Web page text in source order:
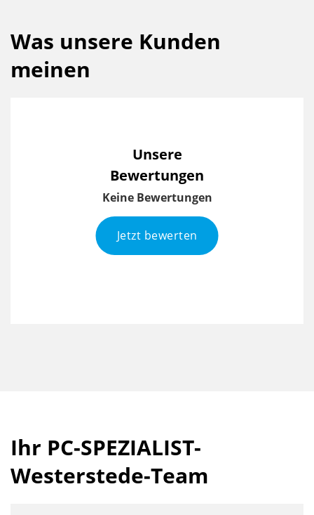
Was unsere Kunden
meinen
Unsere
Bewertungen
Keine Bewertungen
Jetzt bewerten
Ihr PC-SPEZIALIST-
Westerstede-Team